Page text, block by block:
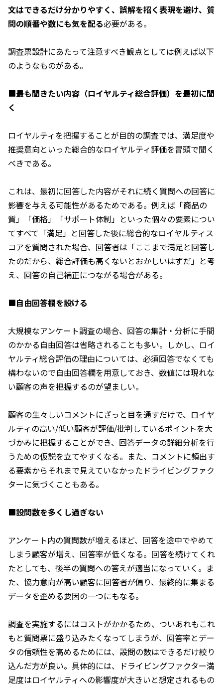
文はできるだけ分かりやすく、誤解を招く表現を避け、質
問の順番や数にも気を配る必要がある。
調査票設計にあたって注意すべき観点としては例えば以下
のようなものがある。
■最も聞きたい内容（ロイヤルティ総合評価）を最初に聞
く
ロイヤルティを把握することが目的の調査では、満足度や
推奨意向といった総合的なロイヤルティ評価を冒頭で聞く
べきである。
これは、最初に回答した内容がそれに続く質問への回答に
影響を与える可能性があるためである。例えば「商品の
質」「価格」「サポート体制」といった個々の要素につい
てすべて「満足」と回答した後に総合的なロイヤルティス
コアを質問された場合、回答者は「ここまで満足と回答し
たのだから、総合評価も高くないとおかしいはずだ」と考
え、回答の自己補正につながる場合がある。
■自由回答欄を設ける
大規模なアンケート調査の場合、回答の集計・分析に手間
のかかる自由回答は省略されることも多い。しかし、ロイ
ヤルティ総合評価の理由については、必須回答でなくても
構わないので自由回答欄を用意しておき、数値には現れな
い顧客の声を把握するのが望ましい。
顧客の生々しいコメントにざっと目を通すだけで、ロイヤ
ルティの高い/低い顧客が評価/批判しているポイントを大
づかみに把握することができ、回答データの詳細分析を行
うための仮説を立てやすくなる。また、コメントに頻出す
る要素からそれまで見えていなかったドライビングファク
ターに気づくこともある。
■設問数を多くし過ぎない
アンケート内の質問数が増えるほど、回答を途中でやめて
しまう顧客が増え、回答率が低くなる。回答を続けてくれ
たとしても、後半の質問への答えが適当になっていく。ま
た、協力意向が高い顧客に回答者が偏り、最終的に集まる
データを歪める要因の一つにもなる。
調査を実施するにはコストがかかるため、ついあれもこれ
もと質問票に盛り込みたくなってしまうが、回答率とデー
タの信頼性を高めるためには、設問の数はできるだけ絞り
込んだ方が良い。具体的には、ドライビングファクター満
足度はロイヤルティへの影響度が大きいと想定されるもの